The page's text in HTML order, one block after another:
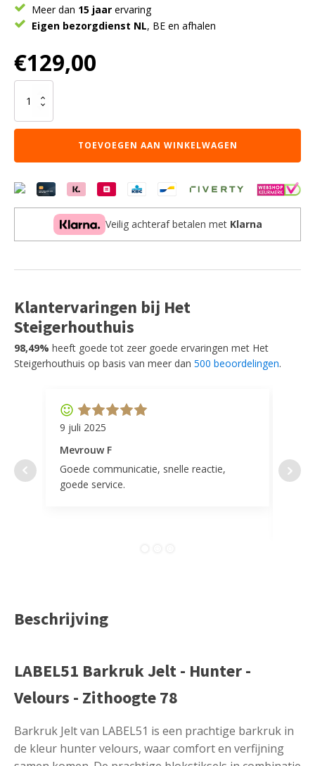
Meer dan 15 jaar ervaring
Eigen bezorgdienst NL, BE en afhalen
€129,00
Barkruk
Jelt
-
-
-
Zithoogte
TOEVOEGEN AAN WINKELWAGEN
Veilig achteraf betalen met Klarna
Klantervaringen bij Het
Steigerhouthuis
98,49% heeft goede tot zeer goede ervaringen met Het
Steigerhouthuis op basis van meer dan 500 beoordelingen.
9 juli 2025
Mevrouw F
Goede communicatie, snelle reactie,
goede service.
door
Beschrijving
LABEL51 Barkruk Jelt - Hunter -
Velours - Zithoogte 78
Barkruk Jelt van LABEL51 is een prachtige barkruk in
de kleur hunter velours, waar comfort en verfijning